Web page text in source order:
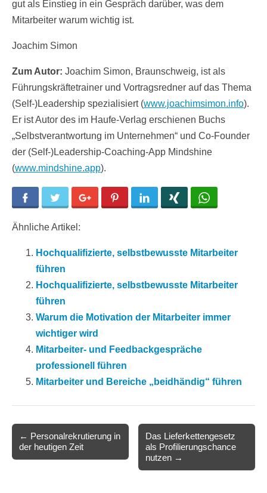
gut als Einstieg in ein Gespräch darüber, was dem
Mitarbeiter warum wichtig ist.
Joachim Simon
Zum Autor: Joachim Simon, Braunschweig, ist als
Führungskräftetrainer und Vortragsredner auf das Thema
(Self-)Leadership spezialisiert (www.joachimsimon.info).
Er ist Autor des im Haufe-Verlag erschienen Buchs
„Selbstverantwortung im Unternehmen“ und Co-Founder
der (Self-)Leadership-Coaching-App Mindshine
(www.mindshine.app).
Facebook Twitter Google+ Pinterest LinkedIn
Ähnliche Artikel:
Hochqualifizierte, selbstbewusste Mitarbeiter
führen
Hochqualifizierte, selbstbewusste Mitarbeiter
führen
Warum die Motivation der Mitarbeiter immer
wichtiger wird
Mitarbeiter- und Feedbackgespräche
professionell führen
Mitarbeiter und Bereiche „beidhändig“ führen
navigation
← Personalrekrutierung in
der heutigen Zeit
Das Lieferkettengesetz
als Profilierungschance
nutzen →